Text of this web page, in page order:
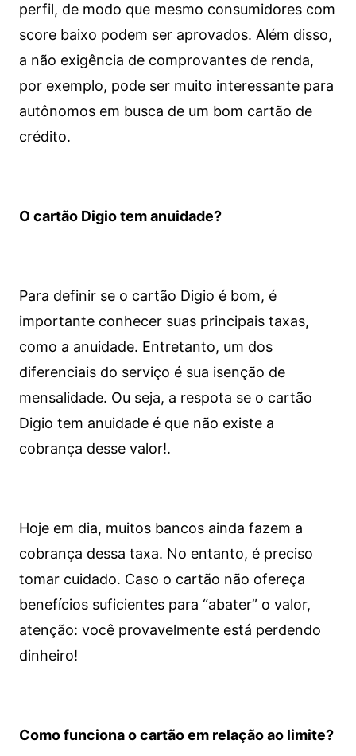
perfil, de modo que mesmo consumidores com
score baixo podem ser aprovados. Além disso,
a não exigência de comprovantes de renda,
por exemplo, pode ser muito interessante para
autônomos em busca de um bom cartão de
crédito.
O cartão Digio tem anuidade?
Para definir se o cartão Digio é bom, é
importante conhecer suas principais taxas,
como a anuidade. Entretanto, um dos
diferenciais do serviço é sua isenção de
mensalidade. Ou seja, a respota se o cartão
Digio tem anuidade é que não existe a
cobrança desse valor!.
Hoje em dia, muitos bancos ainda fazem a
cobrança dessa taxa. No entanto, é preciso
tomar cuidado. Caso o cartão não ofereça
benefícios suficientes para “abater” o valor,
atenção: você provavelmente está perdendo
dinheiro!
Como funciona o cartão em relação ao limite?